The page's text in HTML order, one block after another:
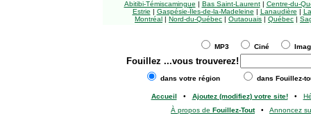
Abitibi-Témiscamingue | Bas Saint-Laurent| Centre-du-
Estrie | Gaspésie-Îles-de-la-Madeleine | Lanaudière |
Montréal | Nord-du-Québec | Outaouais | Québec |
MP3 Ciné
Fouillez ...vous trouverez!
dans votre région dans Fouillez-
Accueil • Ajoutez (modifiez) votre site!•
À propos de Fouillez-Tout• Annoncez